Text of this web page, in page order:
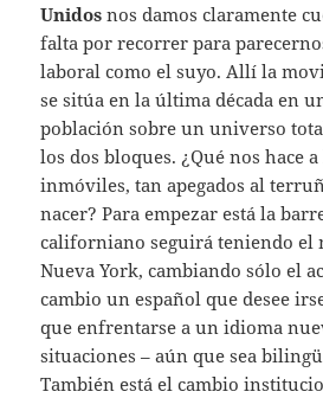
Unidos nos damos claramente
falta por recorrer para
laboral como el suyo. Allí la
se sitúa en la última década en
población sobre un universo
los dos bloques. ¿Qué nos hace
inmóviles, tan apegados al
nacer? Para empezar está la
californiano seguirá teniendo el
Nueva York, cambiando sólo el
cambio un español que desee
que enfrentarse a un idioma
situaciones – aún que sea
También está el cambio